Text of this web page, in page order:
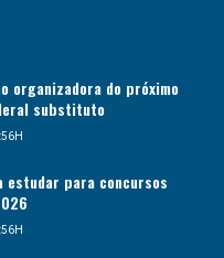
organizadora do próximo
substituto
estudar para concursos